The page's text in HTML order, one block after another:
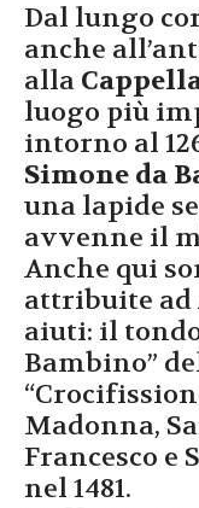
Dal lungo
anche
alla
luogo più
intorno al
Simone da
una lapide
avvenne il
Anche qui
attribuite ad
aiuti: il
Bambino”
Madonna,
Francesco e
nel 1481.